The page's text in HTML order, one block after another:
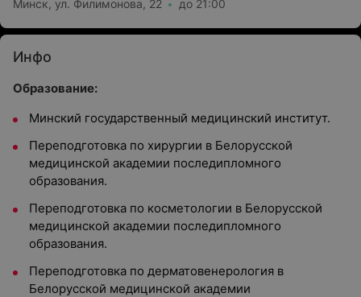
Минск, ул. Филимонова, 22 до 21:00
Инфо
Образование:
Минский государственный медицинский институт.
Переподготовка по хирургии в Белорусской
медицинской академии последипломного
образования.
Переподготовка по косметологии в Белорусской
медицинской академии последипломного
образования.
Переподготовка по дерматовенерология в
Белорусской медицинской академии